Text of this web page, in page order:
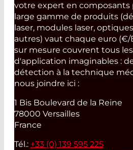
votre expert en
large gamme de produits
laser, modules laser,
autres) vaut chaque euro (€/
sur mesure couvrent tous
d'application imaginables :
détection à la technique
nous joindre ici :
1 Bis Boulevard de la Reine
78000 Versailles
France
Tél.: +33 (0) 139 595 225